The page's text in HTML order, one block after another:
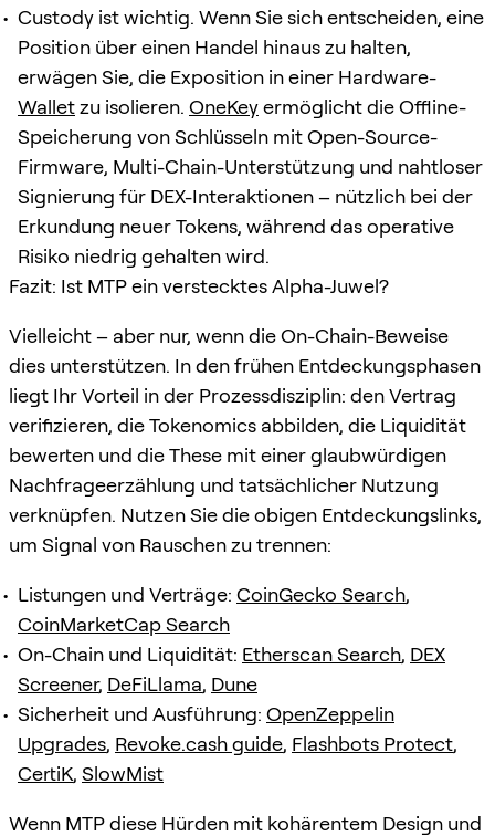
Custody ist wichtig. Wenn Sie sich entscheiden, eine
Position über einen Handel hinaus zu halten,
erwägen Sie, die Exposition in einer Hardware-
Walletzu isolieren. OneKeyermöglicht die Offline-
Speicherung von Schlüsseln mit Open-Source-
Firmware, Multi-Chain-Unterstützung und nahtloser
Signierung für DEX-Interaktionen – nützlich bei der
Erkundung neuer Tokens, während das operative
Risiko niedrig gehalten wird.
Fazit: Ist MTP ein verstecktes Alpha-Juwel?
Vielleicht – aber nur, wenn die On-Chain-Beweise
dies unterstützen. In den frühen Entdeckungsphasen
liegt Ihr Vorteil in der Prozessdisziplin: den Vertrag
verifizieren, die Tokenomics abbilden, die Liquidität
bewerten und die These mit einer glaubwürdigen
Nachfrageerzählung und tatsächlicher Nutzung
verknüpfen. Nutzen Sie die obigen Entdeckungslinks,
um Signal von Rauschen zu trennen:
Listungen und Verträge: CoinGecko Search,
CoinMarketCap Search
On-Chain und Liquidität: Etherscan Search, DEX
Screener, DeFiLlama, Dune
Sicherheit und Ausführung: OpenZeppelin
Upgrades, Revoke.cash guide, Flashbots Protect,
CertiK, SlowMist
Wenn MTP diese Hürden mit kohärentem Design und